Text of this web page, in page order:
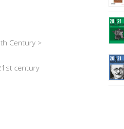
Century >
century